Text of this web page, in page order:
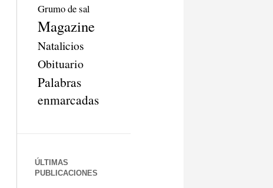
Grumo de sal
Magazine
Natalicios
Obituario
Palabras
enmarcadas
ÚLTIMAS
PUBLICACIONES